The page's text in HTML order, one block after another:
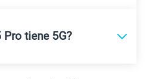
tiene 5G?